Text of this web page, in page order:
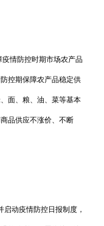
情防控时期市场农产品
控期保障农产品稳定供
面、粮、油、菜等基本
品供应不涨价、不断
动疫情防控日报制度，